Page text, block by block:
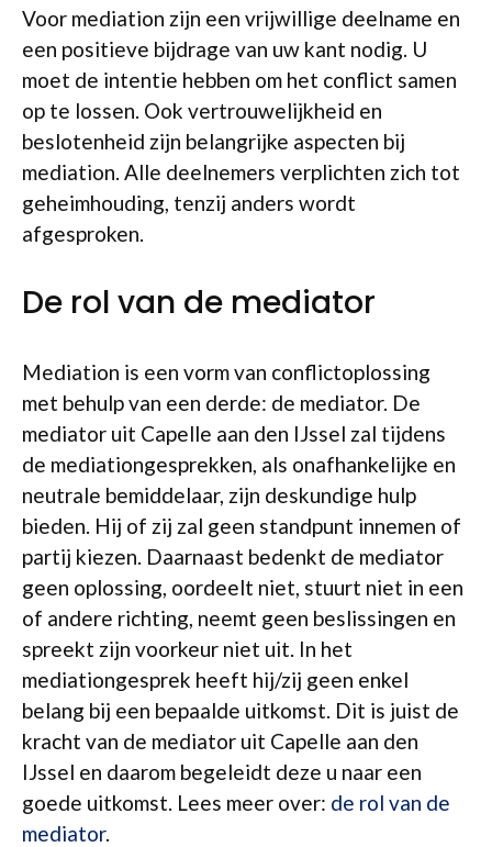
Voor mediation zijn een vrijwillige deelname en
een positieve bijdrage van uw kant nodig. U
moet de intentie hebben om het conflict samen
op te lossen. Ook vertrouwelijkheid en
beslotenheid zijn belangrijke aspecten bij
mediation. Alle deelnemers verplichten zich tot
geheimhouding, tenzij anders wordt
afgesproken.
De rol van de mediator
Mediation is een vorm van conflictoplossing
met behulp van een derde: de mediator. De
mediator uit Capelle aan den IJssel zal tijdens
de mediationgesprekken, als onafhankelijke en
neutrale bemiddelaar, zijn deskundige hulp
bieden. Hij of zij zal geen standpunt innemen of
partij kiezen. Daarnaast bedenkt de mediator
geen oplossing, oordeelt niet, stuurt niet in een
of andere richting, neemt geen beslissingen en
spreekt zijn voorkeur niet uit. In het
mediationgesprek heeft hij/zij geen enkel
belang bij een bepaalde uitkomst. Dit is juist de
kracht van de mediator uit Capelle aan den
IJssel en daarom begeleidt deze u naar een
goede uitkomst. Lees meer over: de rol van de
mediator.